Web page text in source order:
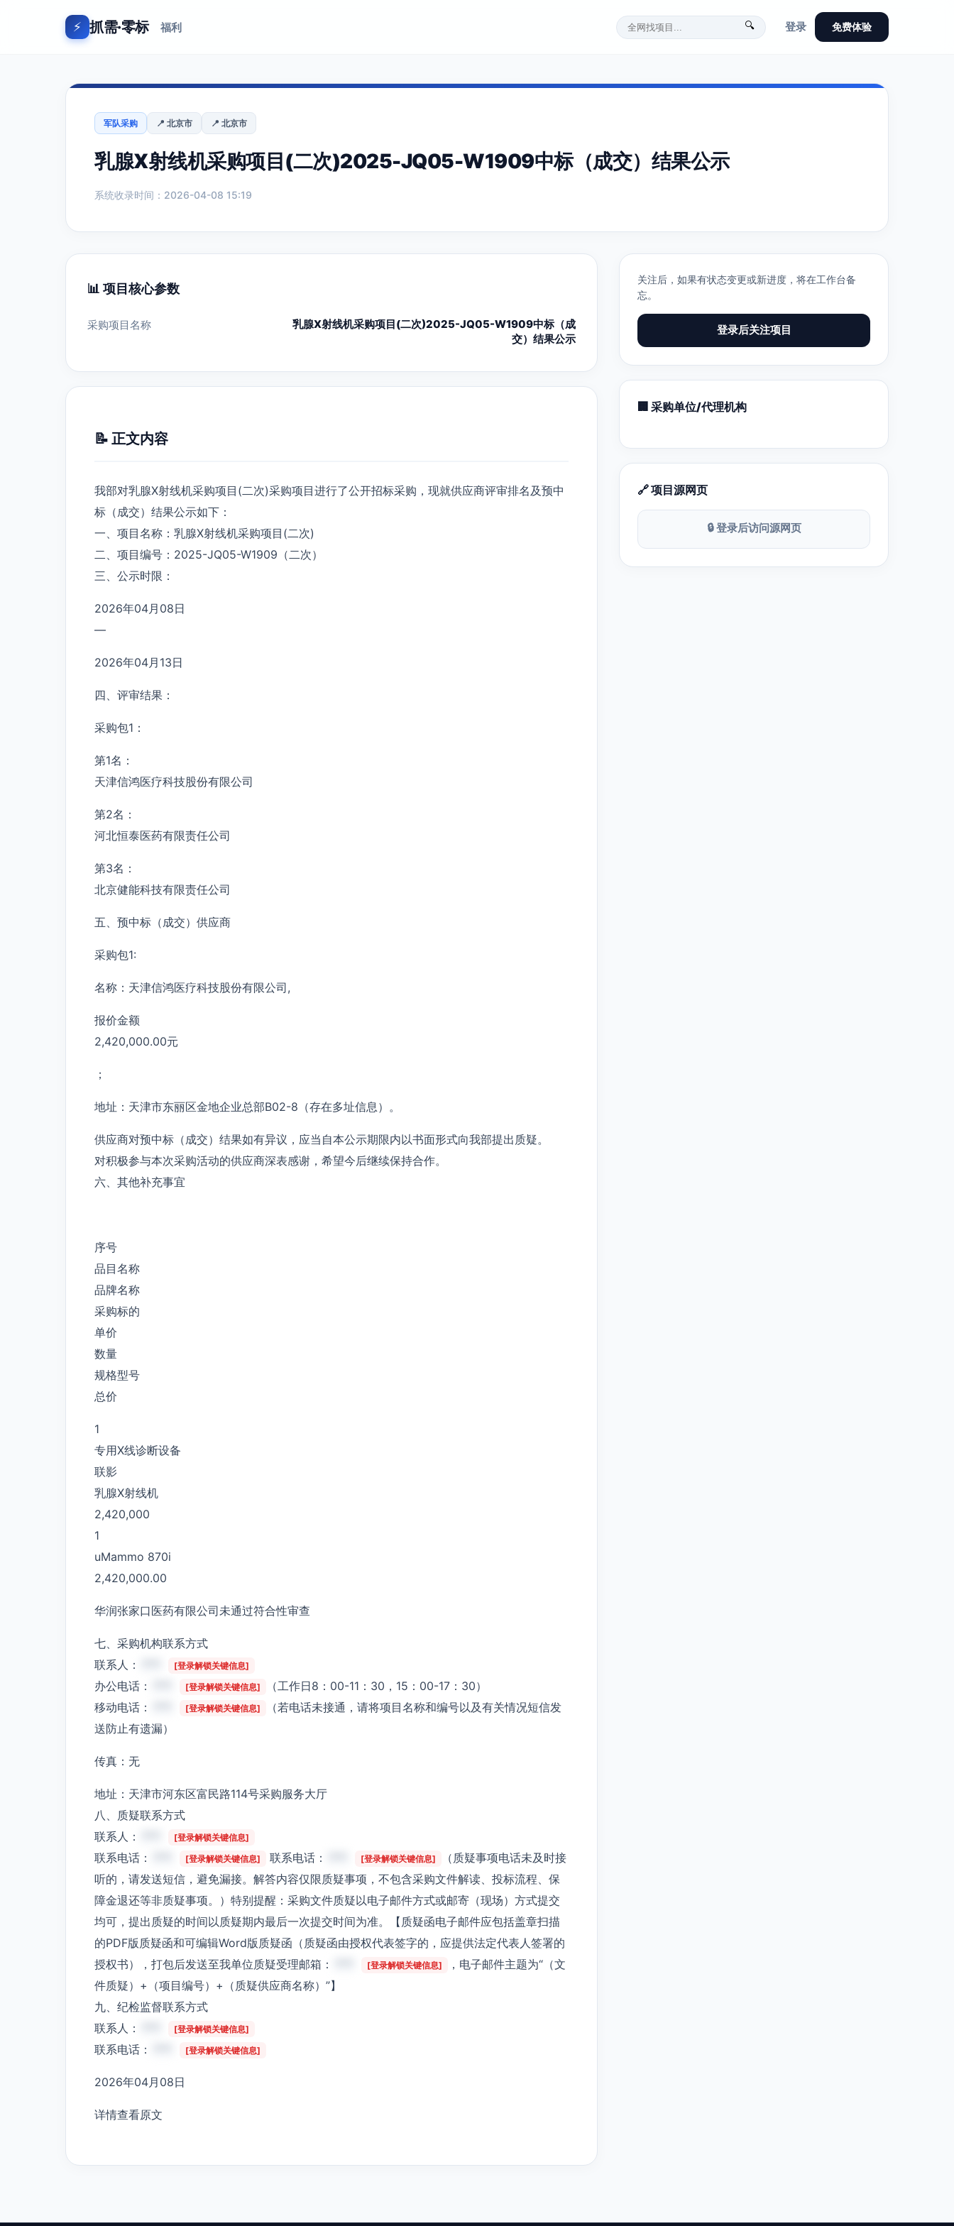
⚡ 抓需·零标 福利 🔍 登录 免费体验
军队采购 📍 北京市 📍 北京市
乳腺X射线机采购项目(二次)2025-JQ05-W1909中标（成交）结果公示
系统收录时间：2026-04-08 15:19
📊 项目核心参数
采购项目名称
乳腺X射线机采购项目(二次)2025-JQ05-W1909中标（成
交）结果公示
📝 正文内容
我部对乳腺X射线机采购项目(二次)采购项目进行了公开招标采购，现就供应商评审排名及预中
标（成交）结果公示如下：
一、项目名称：乳腺X射线机采购项目(二次)
二、项目编号：2025-JQ05-W1909（二次）
三、公示时限：
2026年04月08日
—
2026年04月13日
四、评审结果：
采购包1：
第1名：
天津信鸿医疗科技股份有限公司
第2名：
河北恒泰医药有限责任公司
第3名：
北京健能科技有限责任公司
五、预中标（成交）供应商
采购包1:
名称：天津信鸿医疗科技股份有限公司,
报价金额
2,420,000.00元
；
地址：天津市东丽区金地企业总部B02-8（存在多址信息）。
供应商对预中标（成交）结果如有异议，应当自本公示期限内以书面形式向我部提出质疑。
对积极参与本次采购活动的供应商深表感谢，希望今后继续保持合作。
六、其他补充事宜
序号
品目名称
品牌名称
采购标的
单价
数量
规格型号
总价
1
专用X线诊断设备
联影
乳腺X射线机
2,420,000
1
uMammo 870i
2,420,000.00
华润张家口医药有限公司未通过符合性审查
七、采购机构联系方式
联系人：
[登录解锁关键信息]
办公电话： [登录解锁关键信息]
（工作日8：00-11：30，15：00-17：30）
移动电话：
[登录解锁关键信息]
（若电话未接通，请将项目名称和编号以及有关情况短信发
送防止有遗漏）
传真：无
地址：天津市河东区富民路114号采购服务大厅
八、质疑联系方式
联系人：
[登录解锁关键信息]
联系电话： [登录解锁关键信息] 联系电话： [登录解锁关键信息]
（质疑事项电话未及时接
听的，请发送短信，避免漏接。解答内容仅限质疑事项，不包含采购文件解读、投标流程、保
障金退还等非质疑事项。）特别提醒：采购文件质疑以电子邮件方式或邮寄（现场）方式提交
均可，提出质疑的时间以质疑期内最后一次提交时间为准。【质疑函电子邮件应包括盖章扫描
的PDF版质疑函和可编辑Word版质疑函（质疑函由授权代表签字的，应提供法定代表人签署的
授权书），打包后发送至我单位质疑受理邮箱：
[登录解锁关键信息]
，电子邮件主题为“（文
件质疑）+（项目编号）+（质疑供应商名称）”】
九、纪检监督联系方式
联系人：
[登录解锁关键信息]
联系电话： [登录解锁关键信息]
2026年04月08日
详情查看原文
关注后，如果有状态变更或新进度，将在工作台备
忘。
登录后关注项目
🏢 采购单位/代理机构
🔗 项目源网页
🔒 登录后访问源网页